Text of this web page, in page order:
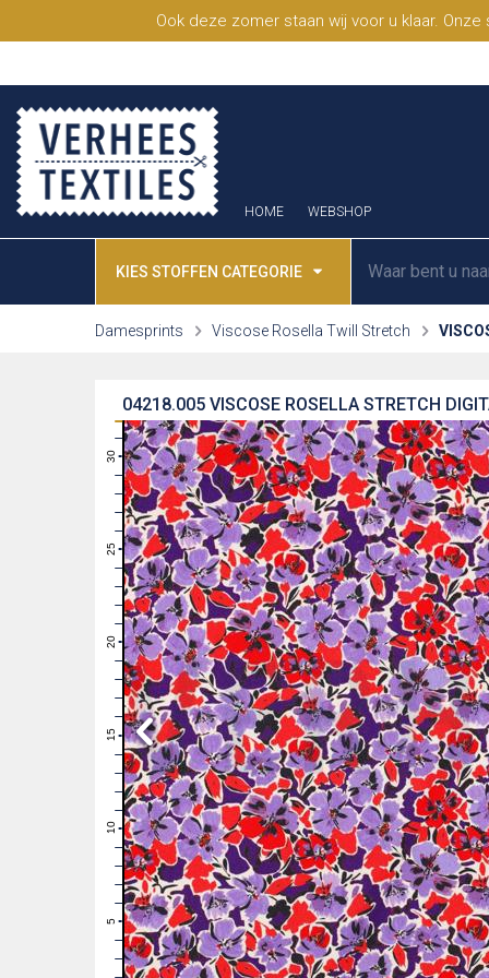
Ook deze zomer staan wij voor u klaar.
HOME WEBSHOP
KIES STOFFEN CATEGORIE
Damesprints Viscose Rosella Twill Stretch
VISCOSE ROSELLA STRETCH
04218.005
2
3
4
5
6
7
8
9
10
11
12
13
14
15
16
17
18
19
20
21
22
23
24
25
26
27
28
29
30
31